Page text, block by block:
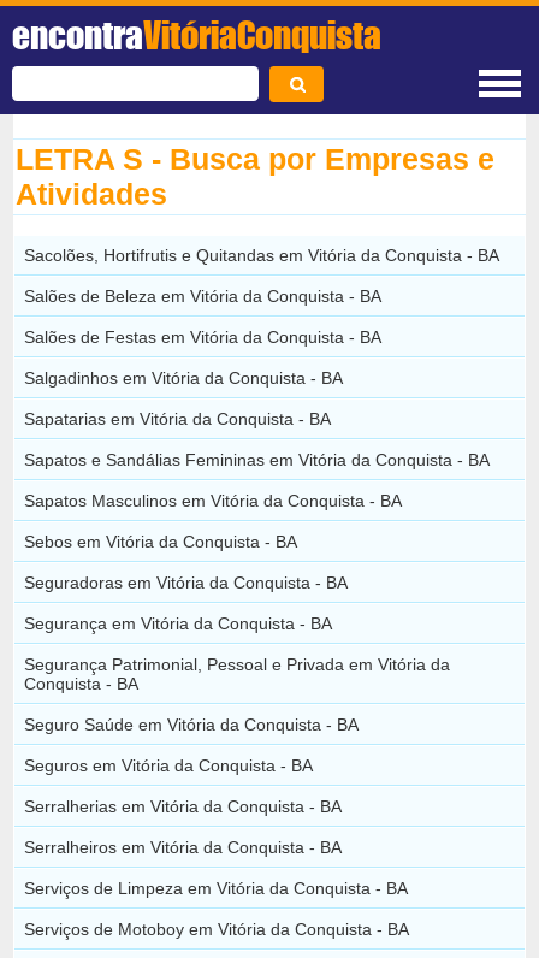
encontraVitóriaConquista
LETRA S - Busca por Empresas e
Atividades
Sacolões, Hortifrutis e Quitandas em Vitória da Conquista - BA
Salões de Beleza em Vitória da Conquista - BA
Salões de Festas em Vitória da Conquista - BA
Salgadinhos em Vitória da Conquista - BA
Sapatarias em Vitória da Conquista - BA
Sapatos e Sandálias Femininas em Vitória da Conquista - BA
Sapatos Masculinos em Vitória da Conquista - BA
Sebos em Vitória da Conquista - BA
Seguradoras em Vitória da Conquista - BA
Segurança em Vitória da Conquista - BA
Segurança Patrimonial, Pessoal e Privada em Vitória da
Conquista - BA
Seguro Saúde em Vitória da Conquista - BA
Seguros em Vitória da Conquista - BA
Serralherias em Vitória da Conquista - BA
Serralheiros em Vitória da Conquista - BA
Serviços de Limpeza em Vitória da Conquista - BA
Serviços de Motoboy em Vitória da Conquista - BA